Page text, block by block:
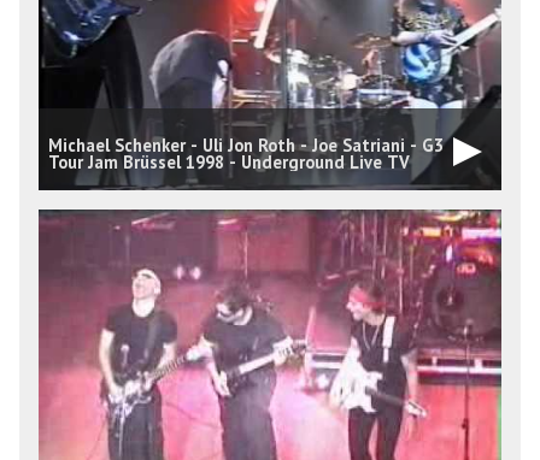
Michael Schenker - Uli Jon Roth - Joe Satriani - G3
Tour Jam Brüssel 1998 - Underground Live TV